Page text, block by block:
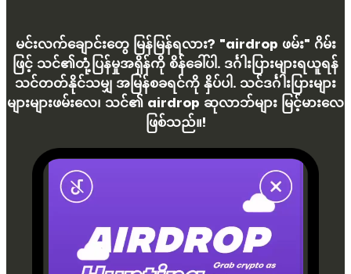
မင်းလက်ချောင်းတွေ မြန်မြန်ရလား? "airdrop ဖမ်း" ဂိမ်း
ဖြင့် သင်၏တုံ့ပြန်မှုအရှိန်ကို စိန်ခေါ်ပါ. ဒင်္ဂါးပြားများရယူရန်
သင်တတ်နိုင်သမျှ အမြန်စခရင်ကို နှိပ်ပါ. သင်ဒင်္ဂါးပြားများ
များများဖမ်းလေ၊ သင်၏ airdrop ဆုလာဘ်များ မြင့်မားလေ
ဖြစ်သည်။!